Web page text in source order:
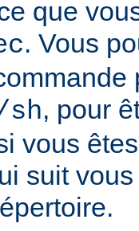
que
. Vous
, pour
vous
suit